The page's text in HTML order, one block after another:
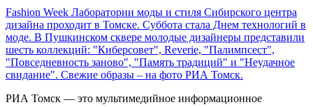
Fashion Week Лаборатории моды и стиля Сибирского центра
дизайна проходит в Томске. Суббота стала Днем технологий в
моде. В Пушкинском сквере молодые дизайнеры представили
шесть коллекций: "Киберсовет", Reverie, "Палимпсест",
"Повседневность заново", "Память традиций" и "Неудачное
свидание". Свежие образы – на фото РИА Томск.
РИА Томск — это мультимедийное информационное